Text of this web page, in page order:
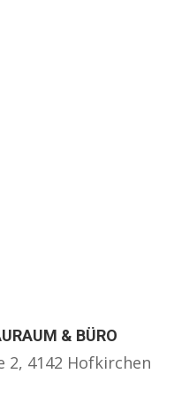
& BÜRO
2, 4142 Hofkirchen